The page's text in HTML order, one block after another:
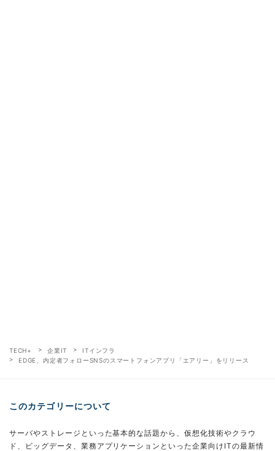
TECH+ 企業IT
ITインフラ
EDGE、内定者フォローSNSのスマートフォンアプリ「エアリー」をリリース
このカテゴリーについて
サーバやストレージといった基本的な話題から、仮想化技術やクラウ
ド、ビッグデータ、業務アプリケーションといった企業向けITの最新情